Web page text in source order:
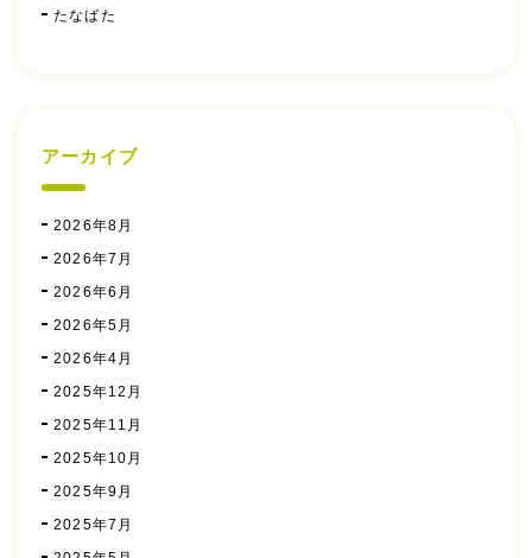
たなばた
アーカイブ
2026年8月
2026年7月
2026年6月
2026年5月
2026年4月
2025年12月
2025年11月
2025年10月
2025年9月
2025年7月